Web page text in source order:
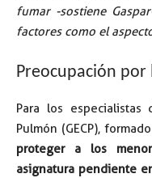
fumar -sostiene
factores como el
Preocupación por
Para los especialistas
Pulmón (GECP),
proteger a los
asignatura pendiente